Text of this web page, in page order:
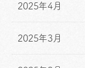
2025年4月
2025年3月